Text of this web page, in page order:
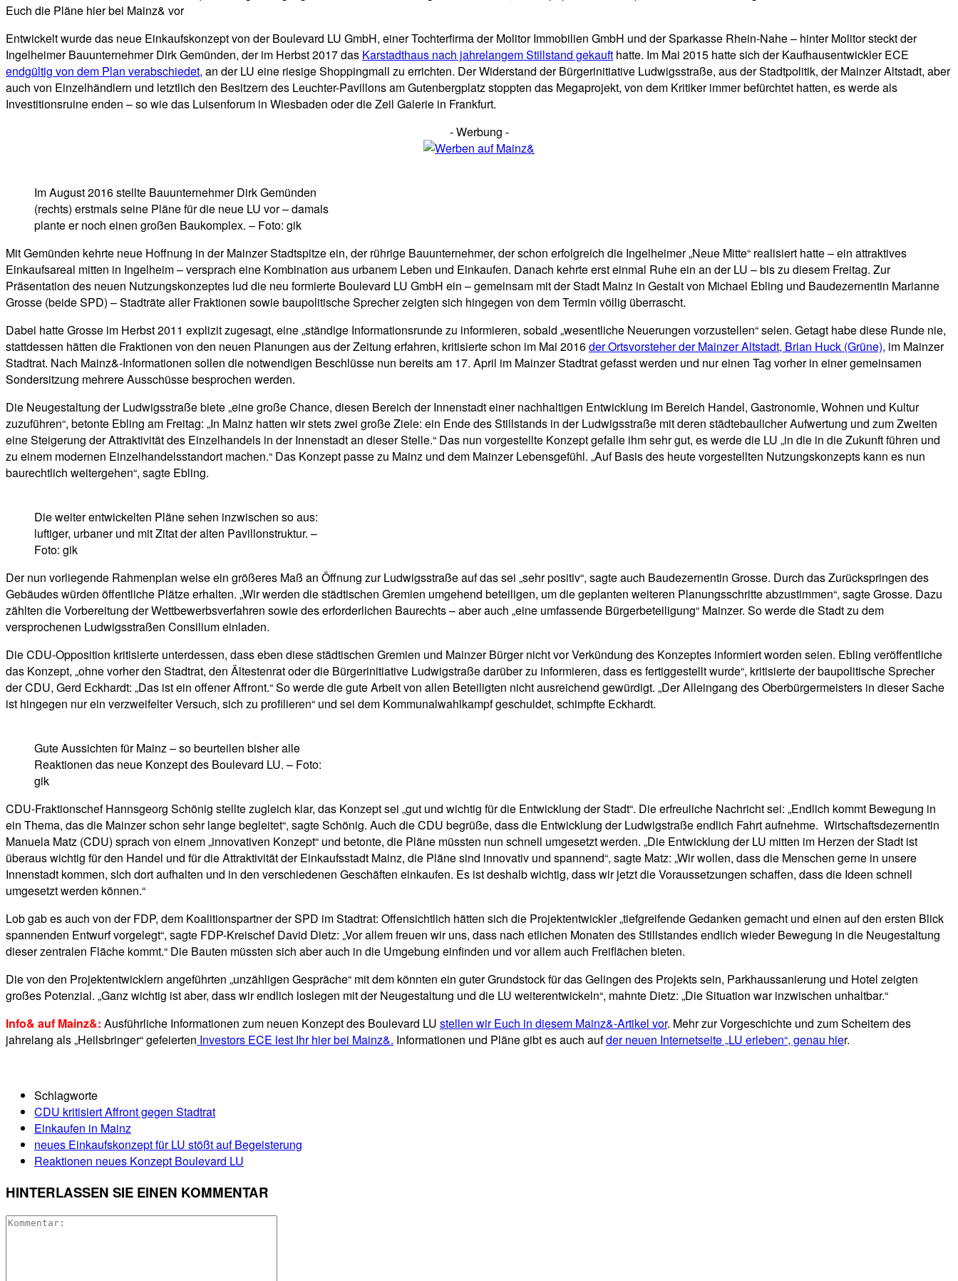
Euch die Pläne hier bei Mainz& vor
Entwickelt wurde das neue Einkaufskonzept von der Boulevard LU GmbH, einer Tochterfirma der Molitor Immobilien GmbH und der Sparkasse Rhein-Nahe – hinter Molitor steckt der
Ingelheimer Bauunternehmer Dirk Gemünden, der im Herbst 2017 das Karstadthaus nach jahrelangem Stillstand gekauft hatte. Im Mai 2015 hatte sich der Kaufhausentwickler ECE
endgültig von dem Plan verabschiedet, an der LU eine riesige Shoppingmall zu errichten. Der Widerstand der Bürgerinitiative Ludwigsstraße, aus der Stadtpolitik, der Mainzer Altstadt, aber
auch von Einzelhändlern und letztlich den Besitzern des Leuchter-Pavillons am Gutenbergplatz stoppten das Megaprojekt, von dem Kritiker immer befürchtet hatten, es werde als
Investitionsruine enden – so wie das Luisenforum in Wiesbaden oder die Zeil Galerie in Frankfurt.
- Werbung -
Im August 2016 stellte Bauunternehmer Dirk Gemünden
(rechts) erstmals seine Pläne für die neue LU vor – damals
plante er noch einen großen Baukomplex. – Foto: gik
Mit Gemünden kehrte neue Hoffnung in der Mainzer Stadtspitze ein, der rührige Bauunternehmer, der schon erfolgreich die Ingelheimer „Neue Mitte“ realisiert hatte – ein attraktives
Einkaufsareal mitten in Ingelheim – versprach eine Kombination aus urbanem Leben und Einkaufen. Danach kehrte erst einmal Ruhe ein an der LU – bis zu diesem Freitag. Zur
Präsentation des neuen Nutzungskonzeptes lud die neu formierte Boulevard LU GmbH ein – gemeinsam mit der Stadt Mainz in Gestalt von Michael Ebling und Baudezernentin Marianne
Grosse (beide SPD) – Stadträte aller Fraktionen sowie baupolitische Sprecher zeigten sich hingegen von dem Termin völlig überrascht.
Dabei hatte Grosse im Herbst 2011 explizit zugesagt, eine „ständige Informationsrunde zu informieren, sobald „wesentliche Neuerungen vorzustellen“ seien. Getagt habe diese Runde nie,
stattdessen hätten die Fraktionen von den neuen Planungen aus der Zeitung erfahren, kritisierte schon im Mai 2016der Ortsvorsteher der Mainzer Altstadt, Brian Huck (Grüne), im Mainzer
Stadtrat. Nach Mainz&-Informationen sollen die notwendigen Beschlüsse nun bereits am 17. April im Mainzer Stadtrat gefasst werden und nur einen Tag vorher in einer gemeinsamen
Sondersitzung mehrere Ausschüsse besprochen werden.
Die Neugestaltung der Ludwigsstraße biete „eine große Chance, diesen Bereich der Innenstadt einer nachhaltigen Entwicklung im Bereich Handel, Gastronomie, Wohnen und Kultur
zuzuführen“, betonte Ebling am Freitag: „In Mainz hatten wir stets zwei große Ziele: ein Ende des Stillstands in der Ludwigsstraße mit deren städtebaulicher Aufwertung und zum Zweiten
eine Steigerung der Attraktivität des Einzelhandels in der Innenstadt an dieser Stelle.“ Das nun vorgestellte Konzept gefalle ihm sehr gut, es werde die LU „in die in die Zukunft führen und
zu einem modernen Einzelhandelsstandort machen.“ Das Konzept passe zu Mainz und dem Mainzer Lebensgefühl. „Auf Basis des heute vorgestellten Nutzungskonzepts kann es nun
baurechtlich weitergehen“, sagte Ebling.
Die weiter entwickelten Pläne sehen inzwischen so aus:
luftiger, urbaner und mit Zitat der alten Pavillonstruktur. –
Foto: gik
Der nun vorliegende Rahmenplan weise ein größeres Maß an Öffnung zur Ludwigsstraße auf das sei „sehr positiv“, sagte auch Baudezernentin Grosse. Durch das Zurückspringen des
Gebäudes würden öffentliche Plätze erhalten. „Wir werden die städtischen Gremien umgehend beteiligen, um die geplanten weiteren Planungsschritte abzustimmen“, sagte Grosse. Dazu
zählten die Vorbereitung der Wettbewerbsverfahren sowie des erforderlichen Baurechts – aber auch „eine umfassende Bürgerbeteiligung“ Mainzer. So werde die Stadt zu dem
versprochenen Ludwigsstraßen Consilium einladen.
Die CDU-Opposition kritisierte unterdessen, dass eben diese städtischen Gremien und Mainzer Bürger nicht vor Verkündung des Konzeptes informiert worden seien. Ebling veröffentliche
das Konzept, „ohne vorher den Stadtrat, den Ältestenrat oder die Bürgerinitiative Ludwigstraße darüber zu informieren, dass es fertiggestellt wurde“, kritisierte der baupolitische Sprecher
der CDU, Gerd Eckhardt: „Das ist ein offener Affront.“ So werde die gute Arbeit von allen Beteiligten nicht ausreichend gewürdigt. „Der Alleingang des Oberbürgermeisters in dieser Sache
ist hingegen nur ein verzweifelter Versuch, sich zu profilieren“ und sei dem Kommunalwahlkampf geschuldet, schimpfte Eckhardt.
Gute Aussichten für Mainz – so beurteilen bisher alle
Reaktionen das neue Konzept des Boulevard LU. – Foto:
gik
CDU-Fraktionschef Hannsgeorg Schönig stellte zugleich klar, das Konzept sei „gut und wichtig für die Entwicklung der Stadt“. Die erfreuliche Nachricht sei: „Endlich kommt Bewegung in
ein Thema, das die Mainzer schon sehr lange begleitet“, sagte Schönig. Auch die CDU begrüße, dass die Entwicklung der Ludwigstraße endlich Fahrt aufnehme. Wirtschaftsdezernentin
Manuela Matz (CDU) sprach von einem „innovativen Konzept“ und betonte, die Pläne müssten nun schnell umgesetzt werden. „Die Entwicklung der LU mitten im Herzen der Stadt ist
überaus wichtig für den Handel und für die Attraktivität der Einkaufsstadt Mainz, die Pläne sind innovativ und spannend“, sagte Matz: „Wir wollen, dass die Menschen gerne in unsere
Innenstadt kommen, sich dort aufhalten und in den verschiedenen Geschäften einkaufen. Es ist deshalb wichtig, dass wir jetzt die Voraussetzungen schaffen, dass die Ideen schnell
umgesetzt werden können.“
Lob gab es auch von der FDP, dem Koalitionspartner der SPD im Stadtrat: Offensichtlich hätten sich die Projektentwickler „tiefgreifende Gedanken gemacht und einen auf den ersten Blick
spannenden Entwurf vorgelegt“, sagte FDP-Kreischef David Dietz: „Vor allem freuen wir uns, dass nach etlichen Monaten des Stillstandes endlich wieder Bewegung in die Neugestaltung
dieser zentralen Fläche kommt.“ Die Bauten müssten sich aber auch in die Umgebung einfinden und vor allem auch Freiflächen bieten.
Die von den Projektentwicklern angeführten „unzähligen Gespräche“ mit dem könnten ein guter Grundstock für das Gelingen des Projekts sein, Parkhaussanierung und Hotel zeigten
großes Potenzial. „Ganz wichtig ist aber, dass wir endlich loslegen mit der Neugestaltung und die LU weiterentwickeln“, mahnte Dietz: „Die Situation war inzwischen unhaltbar.“
Info& auf Mainz&: Ausführliche Informationen zum neuen Konzept des Boulevard LU stellen wir Euch in diesem Mainz&-Artikel vor. Mehr zur Vorgeschichte und zum Scheitern des
jahrelang als „Heilsbringer“ gefeierten Investors ECE lest Ihr hier bei Mainz&. Informationen und Pläne gibt es auch aufder neuen Internetseite „LU erleben“, genau hier.
Schlagworte
CDU kritisiert Affront gegen Stadtrat
Einkaufen in Mainz
neues Einkaufskonzept für LU stößt auf Begeisterung
Reaktionen neues Konzept Boulevard LU
HINTERLASSEN SIE EINEN KOMMENTAR